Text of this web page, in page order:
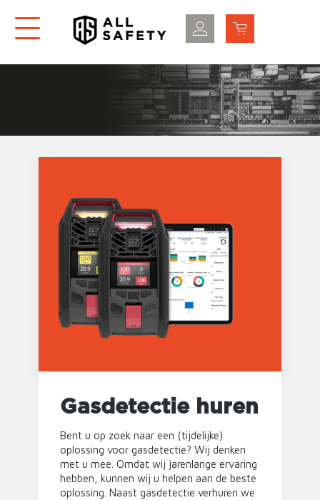
Gasdetectie huren
Bent u op zoek naar een (tijdelijke)
oplossing voor gasdetectie? Wij denken
met u mee. Omdat wij jarenlange ervaring
hebben, kunnen wij u helpen aan de beste
oplossing. Naast gasdetectie verhuren we